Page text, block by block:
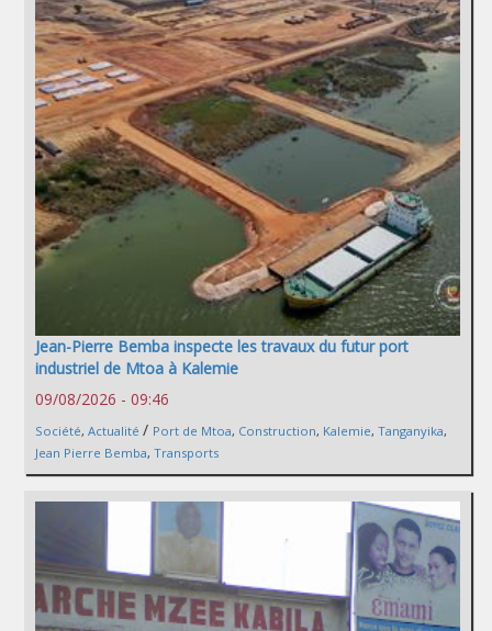
Jean-Pierre Bemba inspecte les travaux du futur port
industriel de Mtoa à Kalemie
09/08/2026 - 09:46
Société, Actualité / Port de Mtoa, Construction, Kalemie, Tanganyika,
Jean Pierre Bemba, Transports